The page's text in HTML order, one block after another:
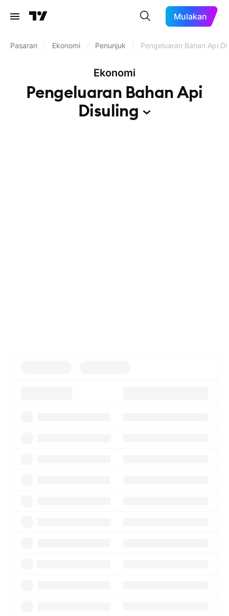
Mulakan
Pasaran Ekonomi Penunjuk Pengeluaran Bahan Api
Ekonomi
Pengeluaran Bahan Api
Disuling